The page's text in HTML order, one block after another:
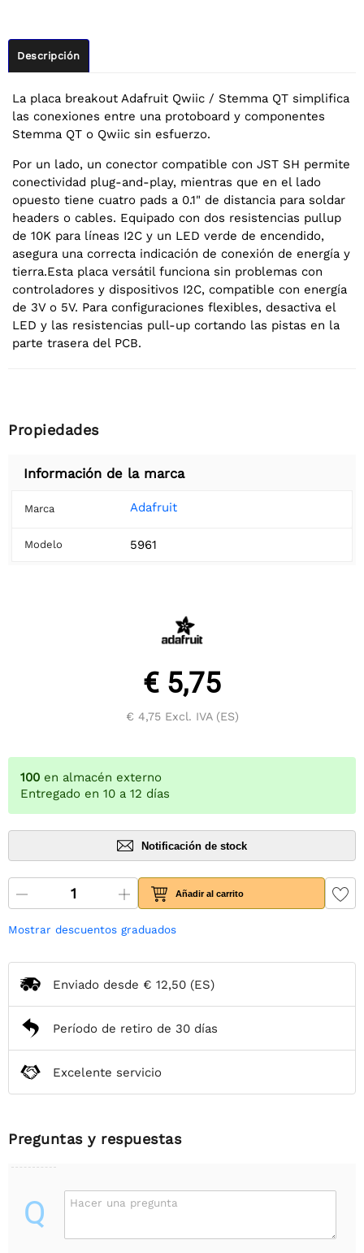
Descripción
La placa breakout Adafruit Qwiic / Stemma QT simplifica
las conexiones entre una protoboard y componentes
Stemma QT o Qwiic sin esfuerzo.
Por un lado, un conector compatible con JST SH permite
conectividad plug-and-play, mientras que en el lado
opuesto tiene cuatro pads a 0.1" de distancia para soldar
headers o cables. Equipado con dos resistencias pullup
de 10K para líneas I2C y un LED verde de encendido,
asegura una correcta indicación de conexión de energía y
tierra.Esta placa versátil funciona sin problemas con
controladores y dispositivos I2C, compatible con energía
de 3V o 5V. Para configuraciones flexibles, desactiva el
LED y las resistencias pull-up cortando las pistas en la
parte trasera del PCB.
Propiedades
Información de la marca
Marca Adafruit
Modelo 5961
€ 5,75
€ 4,75Excl. IVA (ES)
100 en almacén externo
Entregado en 10 a 12 días
Notificación de stock
Añadir al carrito
Mostrar descuentos graduados
Enviado desde € 12,50 (ES)
Período de retiro de 30 días
Excelente servicio
Preguntas y respuestas
Q Hacer una pregunta